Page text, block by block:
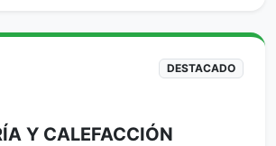
DESTACADO
Y CALEFACCIÓN